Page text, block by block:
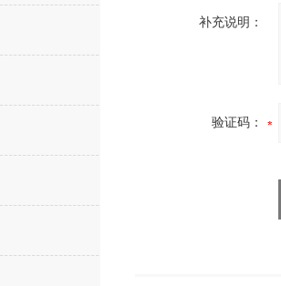
补充说明：
验证码：